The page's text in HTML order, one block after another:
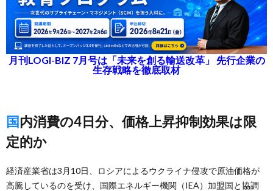
月刊LOGI-BIZ 7月号は「未来を創る輸送改革」 先行企業の
生存戦略を徹底取材
国内消費の4日分、価格上昇抑制効果は限
定的か
経済産業省は3月10日、ロシアによるウクライナ侵攻で原油価格が
高騰しているのを受け、国際エネルギー機関（IEA）加盟国と協調